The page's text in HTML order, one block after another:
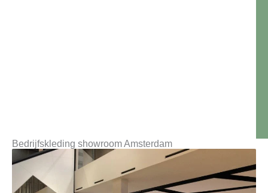
Bedrijfskleding showroom Amsterdam